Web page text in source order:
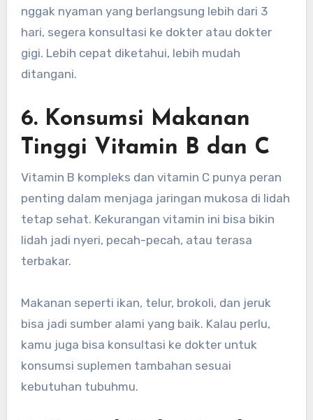
nggak nyaman yang berlangsung lebih dari 3
hari, segera konsultasi ke dokter atau dokter
gigi. Lebih cepat diketahui, lebih mudah
ditangani.
6. Konsumsi Makanan
Tinggi Vitamin B dan C
Vitamin B kompleks dan vitamin C punya peran
penting dalam menjaga jaringan mukosa di lidah
tetap sehat. Kekurangan vitamin ini bisa bikin
lidah jadi nyeri, pecah-pecah, atau terasa
terbakar.
Makanan seperti ikan, telur, brokoli, dan jeruk
bisa jadi sumber alami yang baik. Kalau perlu,
kamu juga bisa konsultasi ke dokter untuk
konsumsi suplemen tambahan sesuai
kebutuhan tubuhmu.